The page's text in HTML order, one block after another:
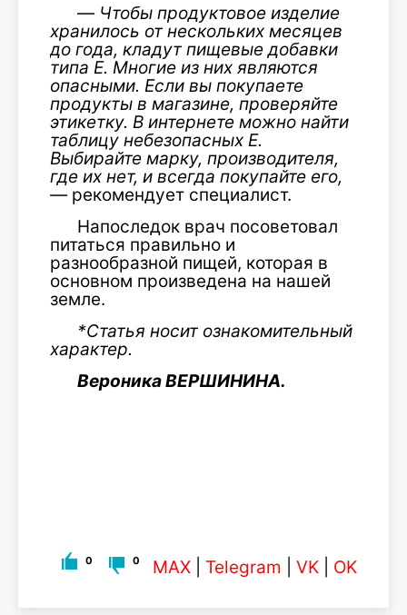
— Чтобы продуктовое изделие
хранилось от нескольких месяцев
до года, кладут пищевые добавки
типа Е. Многие из них являются
опасными. Если вы покупаете
продукты в магазине, проверяйте
этикетку. В интернете можно найти
таблицу небезопасных Е.
Выбирайте марку, производителя,
где их нет, и всегда покупайте его,
— рекомендует специалист.
Напоследок врач посоветовал
питаться правильно и
разнообразной пищей, которая в
основном произведена на нашей
земле.
*Статья носит ознакомительный
характер.
Вероника ВЕРШИНИНА.
0 0 MAX Telegram VK OK